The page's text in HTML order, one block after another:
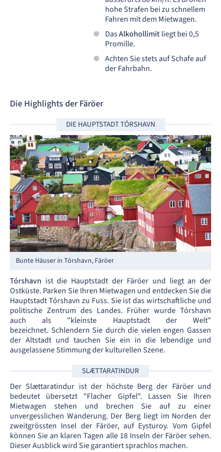
hohe Strafen bei zu schnellem
Fahren mit dem Mietwagen.
DasAlkohollimitliegt bei 0,5
Promille.
Achten Sie stets auf Schafe auf
der Fahrbahn.
Die Highlights der Färöer
DIE HAUPTSTADT TÓRSHAVN
Bunte Häuser in Tórshavn, Färöer
Tórshavn ist die Hauptstadt der Färöer und liegt an der
Ostküste. Parken Sie Ihren Mietwagen und entdecken Sie die
Hauptstadt Tórshavn zu Fuss. Sie ist das wirtschaftliche und
politische Zentrum des Landes. Früher wurde Tórshavn
auch als "kleinste Hauptstadt der Welt"
bezeichnet. Schlendern Sie durch die vielen engen Gassen
der Altstadt und tauchen Sie ein in die lebendige und
ausgelassene Stimmung der kulturellen Szene.
SLÆTTARATINDUR
Der Slættaratindur ist der höchste Berg der Färöer und
bedeutet übersetzt "Flacher Gipfel". Lassen Sie Ihren
Mietwagen stehen und brechen Sie auf zu einer
unvergesslichen Wanderung. Der Berg liegt im Norden der
zweitgrössten Insel der Färöer, auf Eysturoy. Vom Gipfel
können Sie an klaren Tagen alle 18 Inseln der Färöer sehen.
Dieser Ausblick wird Sie garantiert sprachlos machen.